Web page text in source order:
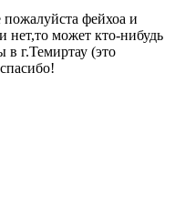
фейхоа и
нет,то может кто-нибудь
в г.Темиртау (это